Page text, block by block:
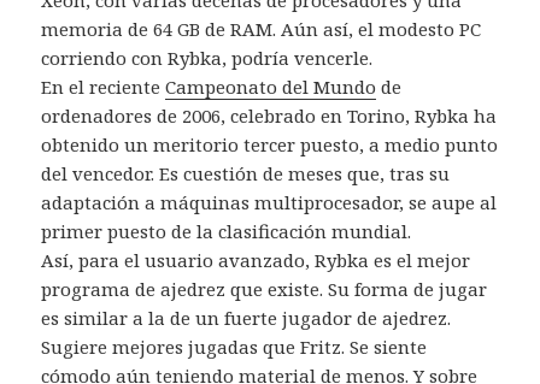
memoria de 64 GB de RAM. Aún así, el modesto PC
corriendo con Rybka, podría vencerle.
En el recienteCampeonato del Mundo de
ordenadores de 2006, celebrado en Torino, Rybka ha
obtenido un meritorio tercer puesto, a medio punto
del vencedor. Es cuestión de meses que, tras su
adaptación a máquinas multiprocesador, se aupe al
primer puesto de la clasificación mundial.
Así, para el usuario avanzado, Rybka es el mejor
programa de ajedrez que existe. Su forma de jugar
es similar a la de un fuerte jugador de ajedrez.
Sugiere mejores jugadas que Fritz. Se siente
cómodo aún teniendo material de menos. Y sobre